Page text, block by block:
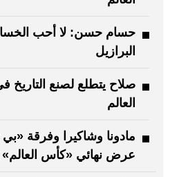
حسام حسن: لا أحب
البرازيل
صلاح يتطلع لصنع
العالم
مادونا وشاكيرا وفرقة
عرض نهائي «كأس العالم»